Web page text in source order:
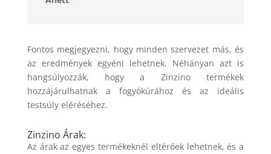
Fontos megjegyezni, hogy minden szervezet más, és
az eredmények egyéni lehetnek. Néhányan azt is
hangsúlyozzák, hogy a Zinzino termékek
hozzájárulhatnak a fogyókúrához és az ideális
testsúly eléréséhez.
Zinzino Árak:
Az árak az egyes termékeknél eltérőek lehetnek, és a